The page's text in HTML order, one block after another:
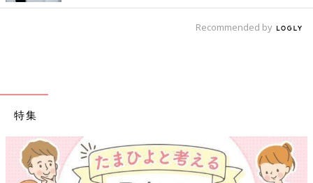
Recommended by
特集